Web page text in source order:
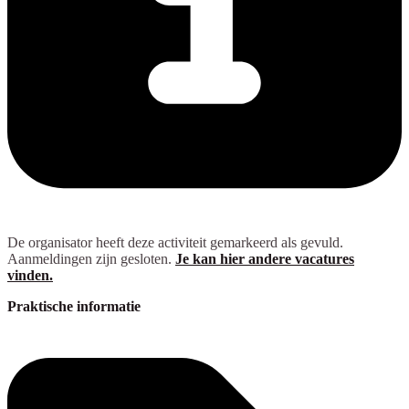
De organisator heeft deze activiteit gemarkeerd als gevuld.
Aanmeldingen zijn gesloten. Je kan hier andere vacatures
vinden.
Praktische informatie